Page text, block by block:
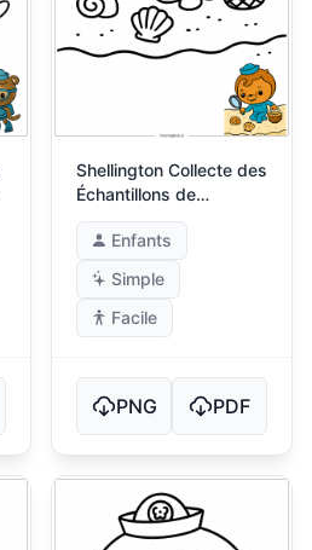
Shellington Collecte des
Échantillons de
Coquillages
Enfants
Simple
Facile
PNG PDF